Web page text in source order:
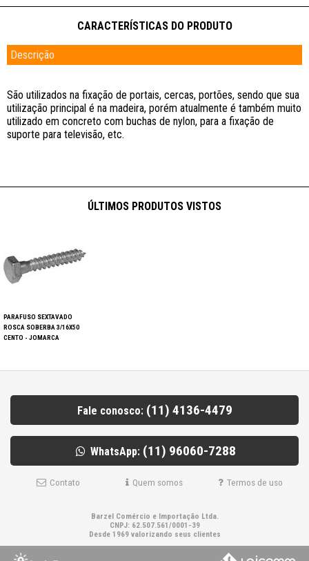
Descrição
São utilizados na fixação de portais, cercas, portões, sendo que sua
utilização principal é na madeira, porém atualmente é também muito
utilizado em concreto com buchas de nylon, para a fixação de
suporte para televisão, etc.
ÚLTIMOS PRODUTOS VISTOS
PARAFUSO SEXTAVADO
ROSCA SOBERBA 3/16X50
CENTO - JOMARCA
Fale conosco: (11) 4136-4479
WhatsApp: (11) 96060-7288
Contato Quem somos Termos de uso
Barzel Comércio e Importação Ltda.
CNPJ: 62.507.561/0001-39
Desde 1969 valorizando seus clientes